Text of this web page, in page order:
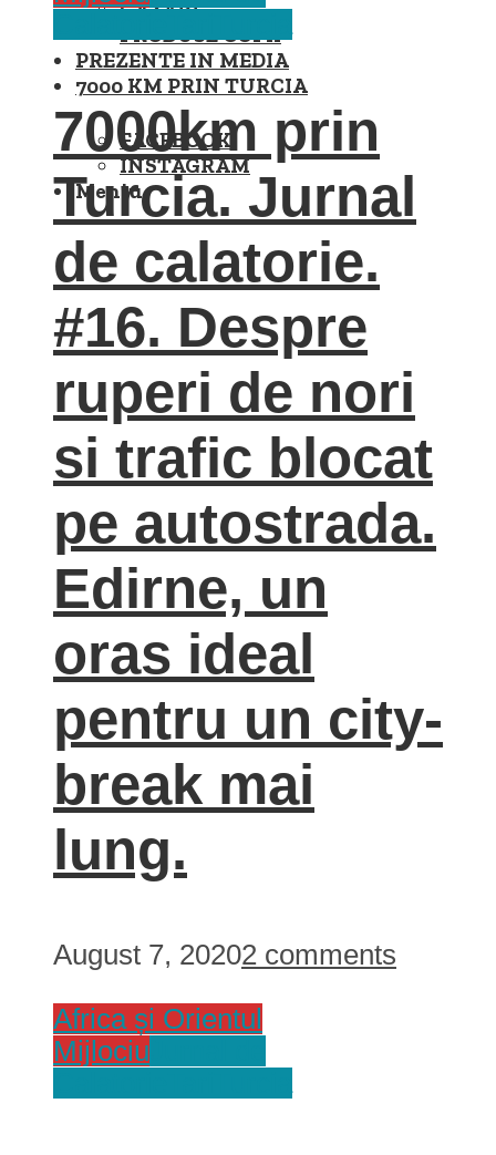
CAZĂRI
PRODUSE COPII
PREZENTE IN MEDIA
7000 KM PRIN TURCIA
FACEBOOK
INSTAGRAM
Meniu
7000km prin
Turcia. Jurnal
de calatorie.
#16. Despre
ruperi de nori
si trafic blocat
pe autostrada.
Edirne, un
oras ideal
pentru un city-
break mai
lung.
August 7, 20202 comments
Africa și Orientul
Mijlociu